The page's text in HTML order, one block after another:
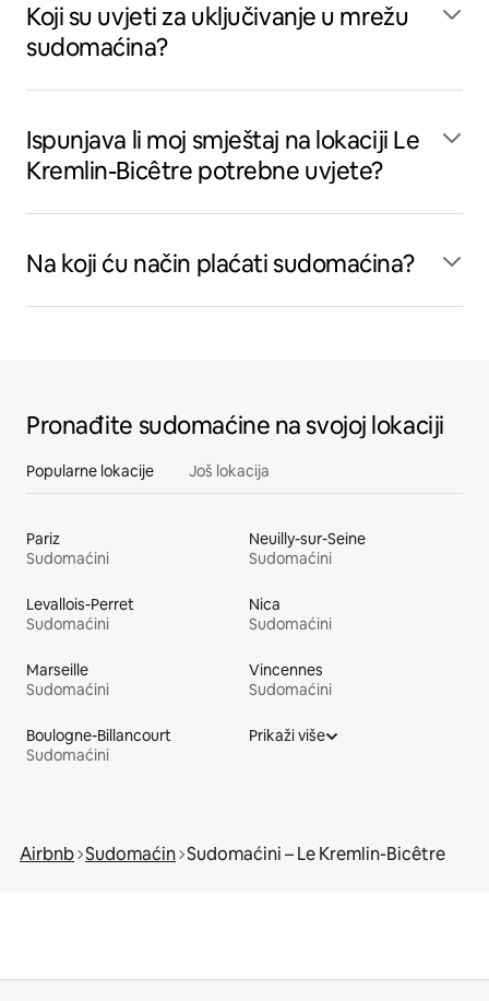
Koji su uvjeti za uključivanje u mrežu
sudomaćina?
Ispunjava li moj smještaj na lokaciji Le
Kremlin-Bicêtre potrebne uvjete?
Na koji ću način plaćati sudomaćina?
Pronađite sudomaćine na svojoj lokaciji
Popularne lokacije Još lokacija
Pariz
Sudomaćini
Neuilly-sur-Seine
Sudomaćini
Levallois-Perret
Sudomaćini
Nica
Sudomaćini
Marseille
Sudomaćini
Vincennes
Sudomaćini
Boulogne-Billancourt
Sudomaćini
Prikaži više
Airbnb Sudomaćin Sudomaćini – Le Kremlin-Bicêtre